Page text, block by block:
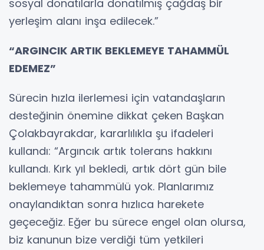
sosyal donatılarla donatılmış çağdaş bir
yerleşim alanı inşa edilecek.”
“ARGINCIK ARTIK BEKLEMEYE TAHAMMÜL
EDEMEZ”
Sürecin hızla ilerlemesi için vatandaşların
desteğinin önemine dikkat çeken Başkan
Çolakbayrakdar, kararlılıkla şu ifadeleri
kullandı: “Argıncık artık tolerans hakkını
kullandı. Kırk yıl bekledi, artık dört gün bile
beklemeye tahammülü yok. Planlarımız
onaylandıktan sonra hızlıca harekete
geçeceğiz. Eğer bu sürece engel olan olursa,
biz kanunun bize verdiği tüm yetkileri